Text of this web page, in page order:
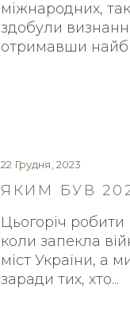
міжнародних, так
здобули
отримавши
22 Грудня, 2023
ЯКИМ БУВ
Цьогоріч
коли запекла
міст України, а
заради тих, хто